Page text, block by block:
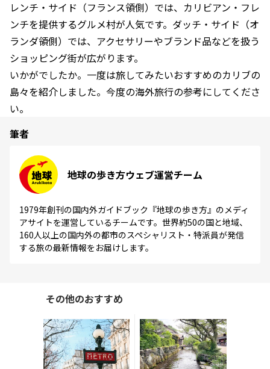
レンチ・サイド（フランス領側）では、カリビアン・フレ
ンチを提供するグルメ村が人気です。ダッチ・サイド（オ
ランダ領側）では、アクセサリーやブランド品などを扱う
ショッピング街が広がります。
いかがでしたか。一度は旅してみたいおすすめのカリブの
島々を紹介しました。今度の海外旅行の参考にしてくださ
い。
筆者
地球の歩き方ウェブ運営チーム
1979年創刊の国内外ガイドブック『地球の歩き方』のメディ
アサイトを運営しているチームです。世界約50の国と地域、
160人以上の国内外の都市のスペシャリスト・特派員が発信
する旅の最新情報をお届けします。
その他のおすすめ